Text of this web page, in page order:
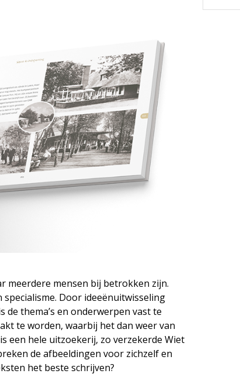
meerdere mensen bij betrokken zijn.
Door ideeënuitwisseling
thema’s en onderwerpen vast te
te worden, waarbij het dan weer van
een hele uitzoekerij, zo verzekerde Wiet
de afbeeldingen voor zichzelf en
het beste schrijven?